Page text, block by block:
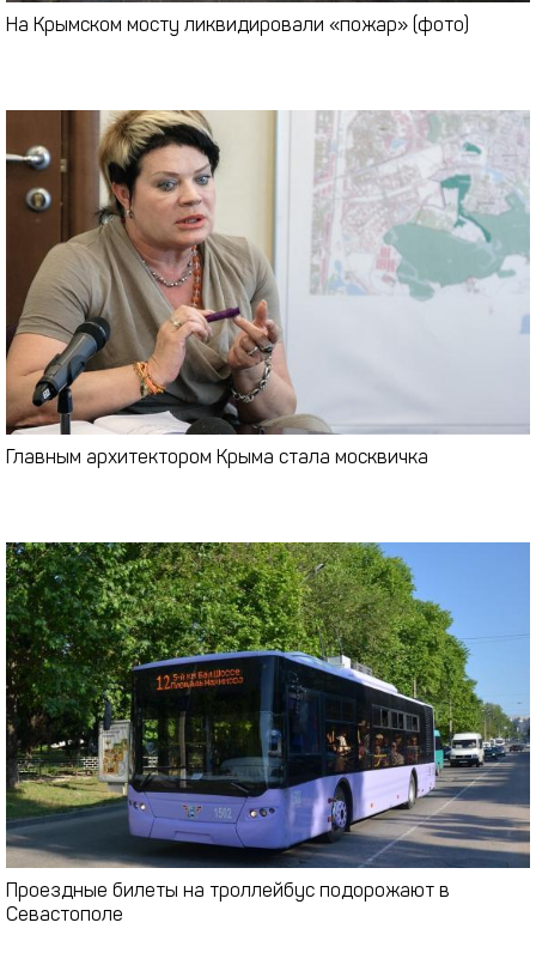
На Крымском мосту ликвидировали «пожар» (фото)
Главным архитектором Крыма стала москвичка
Проездные билеты на троллейбус подорожают в
Севастополе